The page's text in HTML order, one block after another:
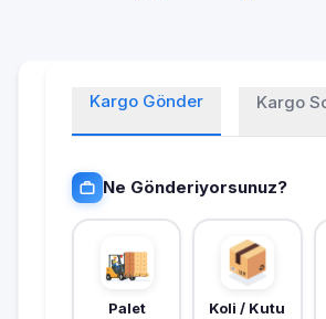
Kargo Gönder Kargo
Ne Gönderiyorsunuz?
Palet Koli / Kutu